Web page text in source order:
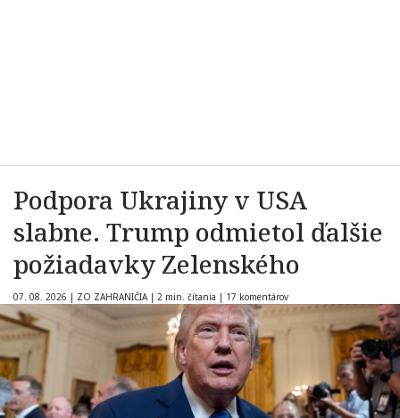
Podpora Ukrajiny v USA
slabne. Trump odmietol ďalšie
požiadavky Zelenského
07. 08. 2026 | ZO ZAHRANIČIA | 2 min. čítania | 17 komentárov